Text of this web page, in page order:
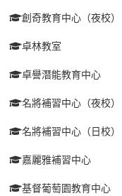
創奇教育中心（夜校）
卓林教室
卓譽潛能教育中心
名將補習中心（夜校）
名將補習中心（日校）
嘉麗雅補習中心
基督葡萄園教育中心